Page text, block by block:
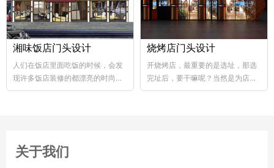
湘味饭店门头设计
人们在饭店里面吃饭的时候，会发
现许多饭店装修的都漂亮的时尚，
好的饭店装修，也能够...
烧烤店门头设计
开烧烤店，最重要的是选址，那选
完址后，要干嘛呢？当然是为店铺
装修了，要知道烧烤店的装修...
关于我们